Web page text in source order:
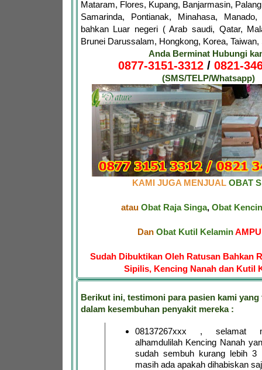
Mataram, Flores, Kupang, Banjarmasin,
Samarinda, Pontianak, Minahasa,
bahkan Luar negeri ( Arab saudi, Qatar,
Brunei Darussalam, Hongkong, Korea, Taiwan,
Anda Berminat Hubungi
0877-3151-3312 /0821-
(SMS/TELP/Whatsapp)
KAMI JUGA MENJUAL OBAT
atau Obat Raja Singa, Obat
Dan Obat Kutil Kelamin
Sudah Dibuktikan Oleh Ratusan Bahkan
Sipilis, Kencing Nanah dan Kutil
Berikut ini, testimoni para pasien kami yang
dalam kesembuhan penyakit mereka :
08137267xxx , selamat
alhamdulilah Kencing Nanah
sudah sembuh kurang lebih 3
masih ada apakah dihabiskan